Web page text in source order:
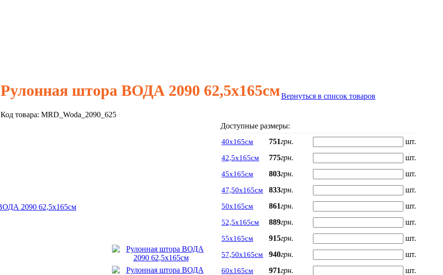
Рулонная штора ВОДА 2090 62,5х165см
Код товара: MRD_Woda_2090_625
Вернуться в список товаров
Доступные размеры:
40х165см 751грн. шт.
42,5х165см 775грн. шт.
45х165см 803грн. шт.
47,50х165см 833грн. шт.
50х165см 861грн. шт.
52,5х165см 889грн. шт.
55х165см 915грн. шт.
57,50х165см 940грн. шт.
60х165см 971грн. шт.